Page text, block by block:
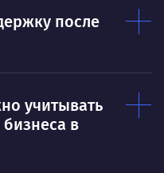
после
учитывать
в